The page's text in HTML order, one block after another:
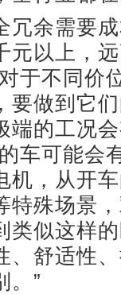
余需要成
元以上，
于不同价
要做到它
端的工况
车可能会
机，从开
特殊场景
类似这样
、舒适性
。”